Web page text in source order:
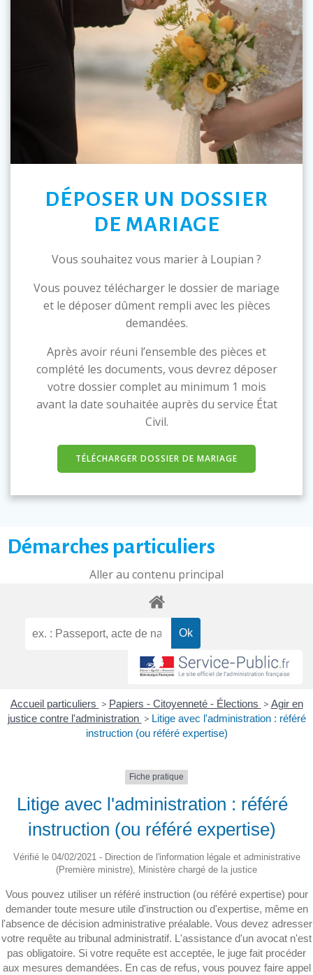
DÉPOSER UN DOSSIER
DE MARIAGE
Vous souhaitez vous marier à Loupian ?
Vous pouvez télécharger le dossier de mariage
et le déposer dûment rempli avec les pièces
demandées.
Après avoir réuni l’ensemble des pièces et
complété les documents, vous devrez déposer
votre dossier complet au minimum 1 mois
avant la date souhaitée auprès du service État
Civil.
TÉLÉCHARGER DOSSIER DE MARIAGE
Démarches particuliers
Aller au contenu principal
Accueil particuliers > Papiers - Citoyenneté - Élections > Agir en
justice contre l'administration > Litige avec l'administration : référé
instruction (ou référé expertise)
Fiche pratique
Litige avec l'administration : référé
instruction (ou référé expertise)
Vérifié le 04/02/2021 - Direction de l'information légale et administrative
(Première ministre), Ministère chargé de la justice
Vous pouvez utiliser un référé instruction (ou référé expertise) pour
demander toute mesure utile d'instruction ou d'expertise, même en
l'absence de décision administrative préalable. Vous devez adresser
votre requête au tribunal administratif. L'assistance d'un avocat n'est
pas obligatoire. Si votre requête est acceptée, le juge fait procéder
aux mesures demandées. En cas de refus, vous pouvez faire appel